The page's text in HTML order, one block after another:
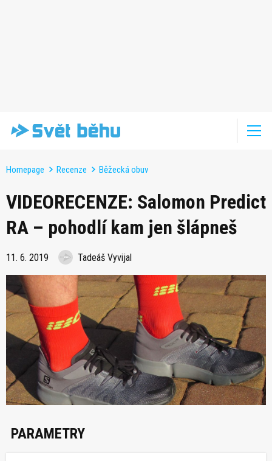
Homepage Recenze Běžecká obuv
VIDEORECENZE: Salomon Predict
RA – pohodlí kam jen šlápneš
11. 6. 2019 Tadeáš Vyvijal
PARAMETRY